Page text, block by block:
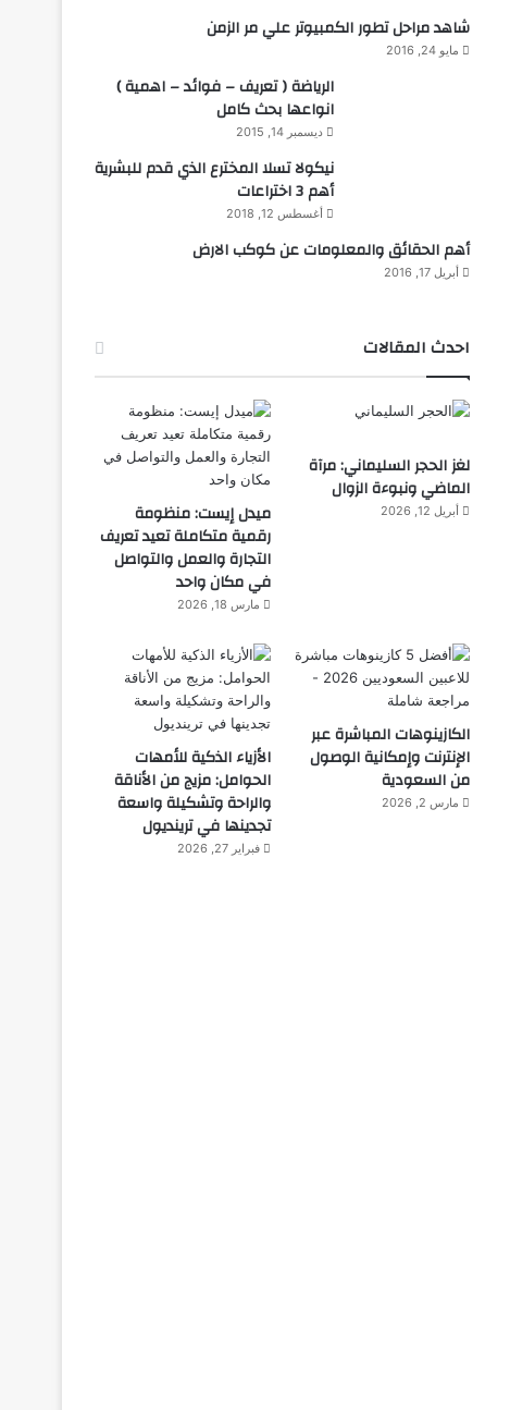
شاهد مراحل تطور الكمبيوتر علي مر الزمن
مايو 24, 2016
الرياضة ( تعريف – فوائد – اهمية )
انواعها بحث كامل
ديسمبر 14, 2015
نيكولا تسلا المخترع الذي قدم للبشرية
أهم 3 اختراعات
أغسطس 12, 2018
أهم الحقائق والمعلومات عن كوكب الارض
أبريل 17, 2016
احدث المقالات
لغز الحجر السليماني: مرآة
الماضي ونبوءة الزوال
أبريل 12, 2026
ميدل إيست: منظومة
رقمية متكاملة تعيد تعريف
التجارة والعمل والتواصل
في مكان واحد
مارس 18, 2026
الكازينوهات المباشرة عبر
الإنترنت وإمكانية الوصول
من السعودية
مارس 2, 2026
الأزياء الذكية للأمهات
الحوامل: مزيج من الأناقة
والراحة وتشكيلة واسعة
تجدينها في ترينديول
فبراير 27, 2026